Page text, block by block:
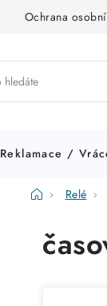
Ochrana
Reklamace /
DomůRelé